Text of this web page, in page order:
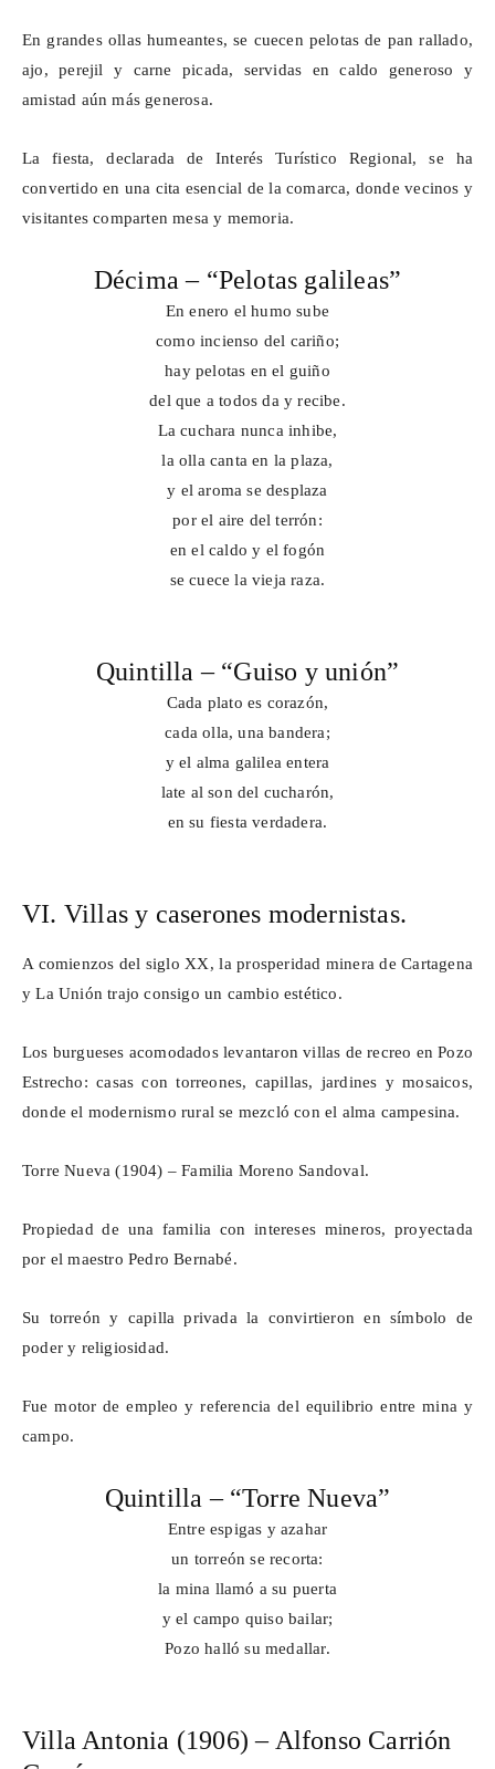
En grandes ollas humeantes, se cuecen pelotas de pan rallado,
ajo, perejil y carne picada, servidas en caldo generoso y
amistad aún más generosa.
La fiesta, declarada de Interés Turístico Regional, se ha
convertido en una cita esencial de la comarca, donde vecinos y
visitantes comparten mesa y memoria.
Décima – “Pelotas galileas”
En enero el humo sube
como incienso del cariño;
hay pelotas en el guiño
del que a todos da y recibe.
La cuchara nunca inhibe,
la olla canta en la plaza,
y el aroma se desplaza
por el aire del terrón:
en el caldo y el fogón
se cuece la vieja raza.
Quintilla – “Guiso y unión”
Cada plato es corazón,
cada olla, una bandera;
y el alma galilea entera
late al son del cucharón,
en su fiesta verdadera.
VI. Villas y caserones modernistas.
A comienzos del siglo XX, la prosperidad minera de Cartagena
y La Unión trajo consigo un cambio estético.
Los burgueses acomodados levantaron villas de recreo en Pozo
Estrecho: casas con torreones, capillas, jardines y mosaicos,
donde el modernismo rural se mezcló con el alma campesina.
Torre Nueva (1904) – Familia Moreno Sandoval.
Propiedad de una familia con intereses mineros, proyectada
por el maestro Pedro Bernabé.
Su torreón y capilla privada la convirtieron en símbolo de
poder y religiosidad.
Fue motor de empleo y referencia del equilibrio entre mina y
campo.
Quintilla – “Torre Nueva”
Entre espigas y azahar
un torreón se recorta:
la mina llamó a su puerta
y el campo quiso bailar;
Pozo halló su medallar.
Villa Antonia (1906) – Alfonso Carrión